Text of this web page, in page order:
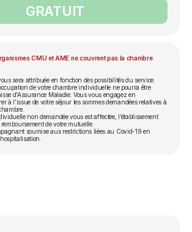
GRATUIT
CMU et AME ne couvrent pas la chambre
sera attribuée en fonction des possibilités du service.
de votre chambre individuelle ne pourra être
d’Assurance Maladie. Vous vous engagez en
à l’issue de votre séjour les sommes demandées relatives à
non demandée vous est affectée, l’établissement
de votre mutuelle.
soumise aux restrictions liées au Covid-19 en